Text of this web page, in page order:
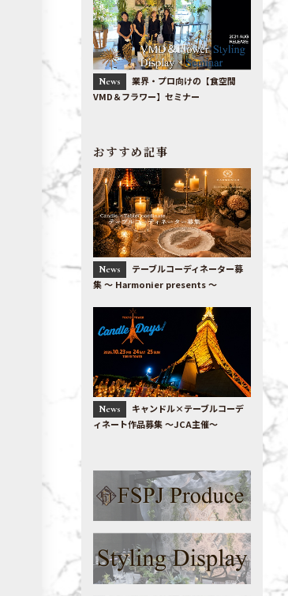
News
業界・プロ向けの【食空間
VMD＆フラワー】セミナー
おすすめ記事
News
テーブルコーディネーター募
集 〜 Harmonier presents 〜
News
キャンドル×テーブルコーデ
ィネート作品募集 ～JCA主催～